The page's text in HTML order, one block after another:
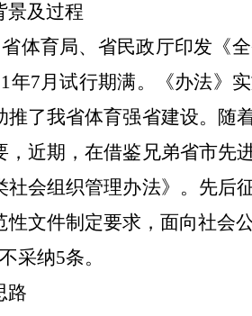
景及过程
省体育局、省民政厅印发《
年7月试行期满。《办法》
推了我省体育强省建设。随
，近期，在借鉴兄弟省市先
社会组织管理办法》。先后
性文件制定要求，面向社会
采纳5条。
路